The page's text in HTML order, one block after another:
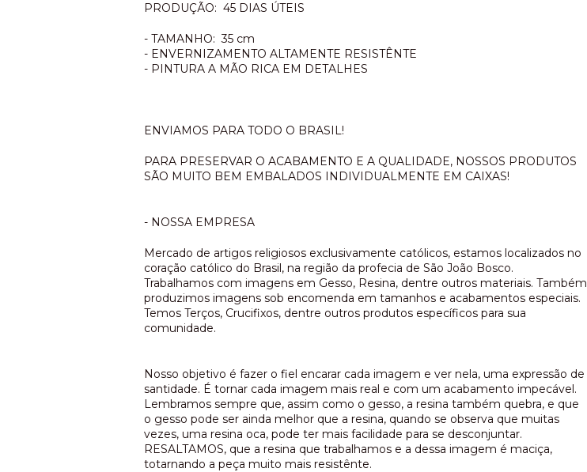
PRODUÇÃO: 45 DIAS ÚTEIS
- TAMANHO: 35 cm
- ENVERNIZAMENTO ALTAMENTE RESISTÊNTE
- PINTURA A MÃO RICA EM DETALHES
ENVIAMOS PARA TODO O BRASIL!
PARA PRESERVAR O ACABAMENTO E A QUALIDADE, NOSSOS PRODUTOS
SÃO MUITO BEM EMBALADOS INDIVIDUALMENTE EM CAIXAS!
- NOSSA EMPRESA
Mercado de artigos religiosos exclusivamente católicos, estamos localizados no
coração católico do Brasil, na região da profecia de São João Bosco.
Trabalhamos com imagens em Gesso, Resina, dentre outros materiais. Também
produzimos imagens sob encomenda em tamanhos e acabamentos especiais.
Temos Terços, Crucifixos, dentre outros produtos específicos para sua
comunidade.
Nosso objetivo é fazer o fiel encarar cada imagem e ver nela, uma expressão de
santidade. É tornar cada imagem mais real e com um acabamento impecável.
Lembramos sempre que, assim como o gesso, a resina também quebra, e que
o gesso pode ser ainda melhor que a resina, quando se observa que muitas
vezes, uma resina oca, pode ter mais facilidade para se desconjuntar.
RESALTAMOS, que a resina que trabalhamos e a dessa imagem é maciça,
totarnando a peça muito mais resistênte.